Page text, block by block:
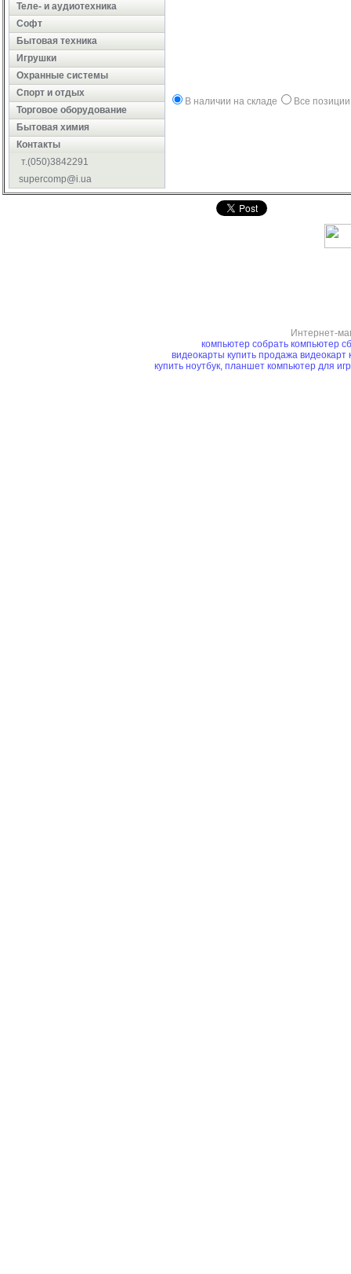
Теле- и аудиотехника
Софт
Бытовая техника
Игрушки
Охранные системы
Cпорт и отдых
Торговое оборудование
Бытовая химия
Контакты
т.(050)3842291
supercomp@i.ua
В наличии на складе Все позиции
Интернет-
компьютер собрать компьютер
видеокарты купить продажа видеокарт
купить ноутбук, планшет компьютер для